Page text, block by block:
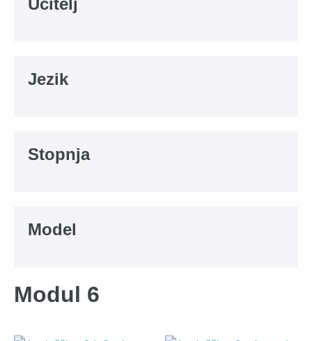
Učitelj
Jezik
Stopnja
Model
Modul 6